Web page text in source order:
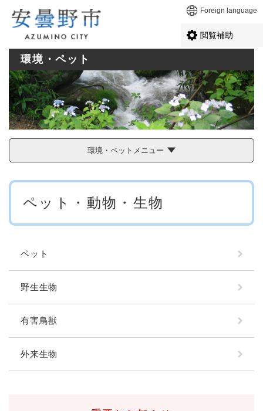
メニューを飛ばして本文へ Foreign language
閲覧補助
環境・ペット
環境・ペットメニュー
本
ペット・動物・生物
ペット
野生生物
有害鳥獣
外来生物